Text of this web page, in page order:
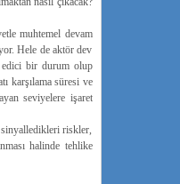
muhtemel devam
Hele de aktör dev
edici bir durum olup
karşılama süresi ve
seviyelere işaret
riskler,
halinde tehlike